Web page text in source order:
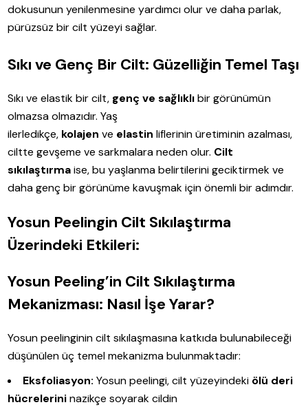
dokusunun yenilenmesine yardımcı olur ve daha parlak,
pürüzsüz bir cilt yüzeyi sağlar.
Sıkı ve Genç Bir Cilt: Güzelliğin Temel Taşı
Sıkı ve elastik bir cilt, genç ve sağlıklıbir görünümün
olmazsa olmazıdır. Yaş
ilerledikçe, kolajen ve elastin liflerinin üretiminin azalması,
ciltte gevşeme ve sarkmalara neden olur. Cilt
sıkılaştırmaise, bu yaşlanma belirtilerini geciktirmek ve
daha genç bir görünüme kavuşmak için önemli bir adımdır.
Yosun Peelingin Cilt Sıkılaştırma
Üzerindeki Etkileri:
Yosun Peeling’in Cilt Sıkılaştırma
Mekanizması: Nasıl İşe Yarar?
Yosun peelinginin cilt sıkılaşmasına katkıda bulunabileceği
düşünülen üç temel mekanizma bulunmaktadır:
Eksfoliasyon: Yosun peelingi, cilt yüzeyindeki ölü deri
hücrelerininazikçe soyarak cildin